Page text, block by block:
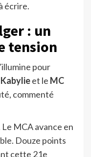
écrire.
: un
tension
pour
Kabylieet le MC
commenté
MCA avance en
Douze points
cette 21e